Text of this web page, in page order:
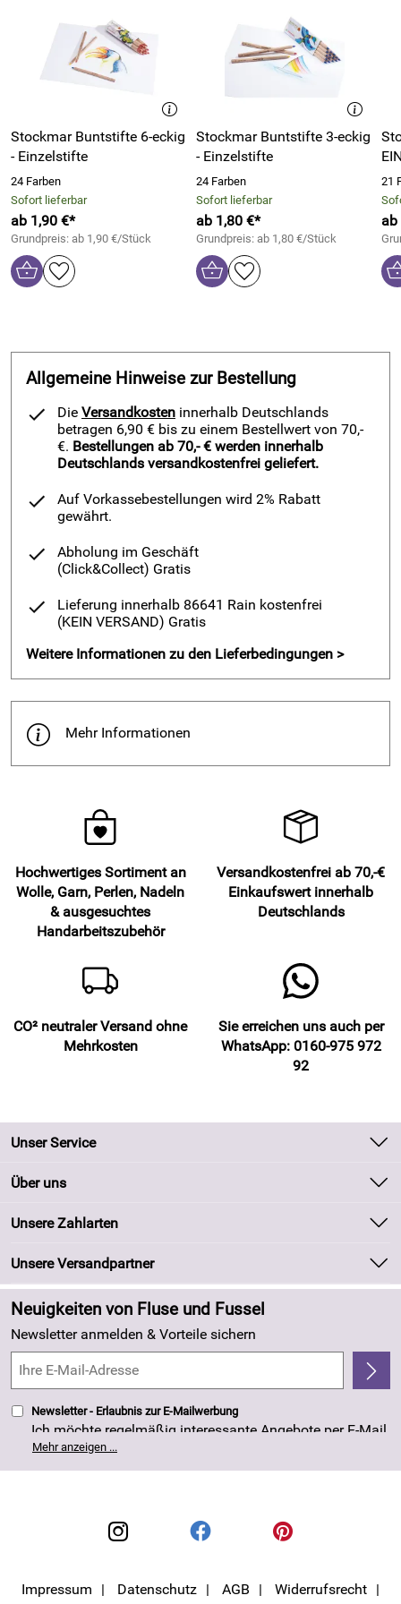
Bitte beachten Sie auch unsere weiteren Artikel aus dem
Stockmar-Sortiment.
Hersteller: Hans Stockmar GmbH & Co. KG, Borsigstr. 7,
24568 Kaltenkirchen, Deutschland,
https://www.stockmar.de/
Stockmar Buntstifte 6-eckig
- Einzelstifte
24 Farben
Sofort lieferbar
ab 1,90 €*
Grundpreis: ab 1,90 €/Stück
Stockmar Buntstifte 3-eckig
- Einzelstifte
24 Farben
Sofort lieferbar
ab 1,80 €*
Grundpreis: ab 1,80 €/Stück
21
ab
Allgemeine Hinweise zur Bestellung
Die Versandkosten innerhalb Deutschlands
betragen 6,90 € bis zu einem Bestellwert von 70,-
€. Bestellungen ab 70,- € werden innerhalb
Deutschlands versandkostenfrei geliefert.
Auf Vorkassebestellungen wird 2% Rabatt
gewährt.
Abholung im Geschäft
(Click&Collect) Gratis
Lieferung innerhalb 86641 Rain kostenfrei
(KEIN VERSAND) Gratis
Weitere Informationen zu den Lieferbedingungen >
Mehr Informationen
Hochwertiges Sortiment an
Wolle, Garn, Perlen, Nadeln
& ausgesuchtes
Handarbeitszubehör
Versandkostenfrei ab 70,-€
Einkaufswert innerhalb
Deutschlands
CO² neutraler Versand ohne
Mehrkosten
Sie erreichen uns auch per
WhatsApp: 0160-975 972
92
Unser Service
Kontakt
Kundeninformationen
Newsletter
Zahlung und Versand
Kundenlogin
Über uns
Unsere Bestseller
Neu
Angebote
Made in Germany
4,8/5
Unsere Zahlarten
Unsere Versandpartner
Neuigkeiten von Fluse und Fussel
Newsletter anmelden & Vorteile sichern
Newsletter - Erlaubnis zur E-Mailwerbung
Ich möchte regelmäßig interessante Angebote per E-Mail
erhalten. Meine E-Mail-Adresse wird nicht an andere
Unternehmen weitergegeben. Die Einwilligung zur
Nutzung meiner E-Mail- Adresse für Werbezwecke kann
Mehr anzeigen ...
Impressum Datenschutz AGB Widerrufsrecht